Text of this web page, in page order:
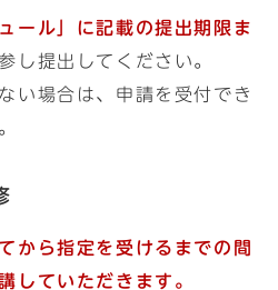
ール」に記載の提出期限ま
し提出してください。
い場合は、申請を受付でき
から指定を受けるまでの間
していただきます。